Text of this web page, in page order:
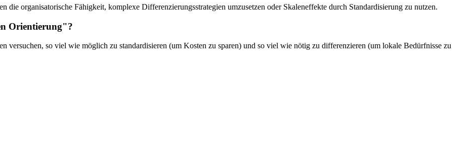
die organisatorische Fähigkeit, komplexe Differenzierungsstrategien umzusetzen oder Skaleneffekte durch Standardisierung zu nutzen.
Orientierung"?
versuchen, so viel wie möglich zu standardisieren (um Kosten zu sparen) und so viel wie nötig zu differenzieren (um lokale Bedürfnisse zu